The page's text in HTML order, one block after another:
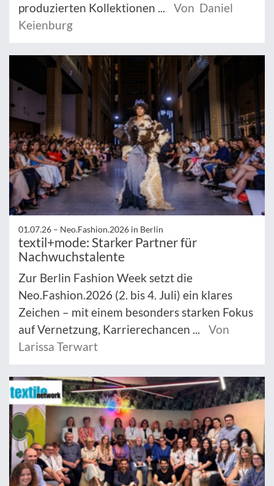
produzierten Kollektionen ...
Von Daniel
Keienburg
01.07.26 – Neo.Fashion.2026 in Berlin
textil+mode: Starker Partner für
Nachwuchstalente
Zur Berlin Fashion Week setzt die
Neo.Fashion.2026 (2. bis 4. Juli) ein klares
Zeichen – mit einem besonders starken Fokus
auf Vernetzung, Karrierechancen ...
Von
Larissa Terwart